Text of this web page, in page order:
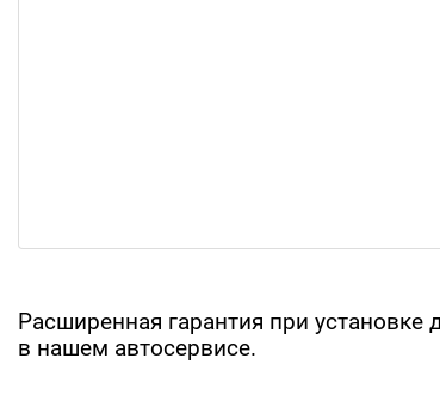
Расширенная гарантия при установке
в нашем автосервисе.